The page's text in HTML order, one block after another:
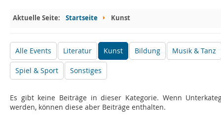
Aktuelle Seite: Startseite Kunst
Alle Events Literatur Kunst Bildung Musik & Tanz
Spiel & Sport Sonstiges
Es gibt keine Beiträge in dieser Kategorie. Wenn
werden, können diese aber Beiträge enthalten.